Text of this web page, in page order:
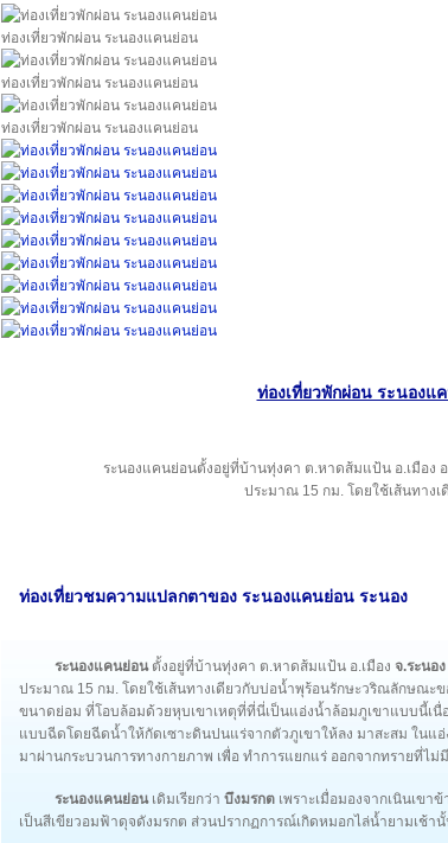
ท่องเที่ยวพักผ่อน ระนองแคนย่อน
ท่องเที่ยวพักผ่อน ระนองแคนย่อน
ท่องเที่ยวพักผ่อน ระนองแคนย่อน
ท่องเที่ยวพักผ่อน ระนองแ
ระนองแคนย่อนตั้งอยู่ที่บ้านทุ่งคา ต.หาดส้มแป้น อ.เมือง
ประมาณ 15 กม. โดยใช้เส้นทาง
ท่องเที่ยวชมความแปลกตาของ ระนองแคนย่อน ระนอง
ระนองแคนย่อน ตั้งอยู่ที่บ้านทุ่งคา ต.หาดส้มแป้น อ.เมือง จ.ระนอง
ประมาณ 15 กม. โดยใช้เส้นทางเดียวกับบ่อน้ำพุร้อนรักษะวริณลักษณะข
ขนาดย่อม ที่โอบล้อมด้วยหุบเขาเหตุที่ที่นี่เป็นแอ่งน้ำล้อมภูเขาแบบนี้เนื่
แบบฉีดโดยฉีดน้ำให้กัดเซาะดินปนแร่จากตัวภูเขาให้ลง มาสะสม ในแ
มาผ่านกระบวนการทางกายภาพ เพื่อ ทำการแยกแร่ ออกจากทรายที่ไ
ระนองแคนย่อนเดิมเรียกว่า บึงมรกต เพราะเมื่อมองจากเนินเขา
เป็นสีเขียวอมฟ้าดุจดังมรกต ส่วนปรากฏการณ์เกิดหมอกไล่น้ำยามเช้า